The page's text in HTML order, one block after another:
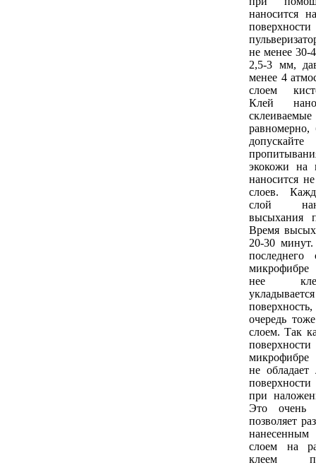
наносится
не менее 30-
2,5-3 мм,
менее 4
слоем
Клей
равномерно,
экокожи на
наносится
слоев.
слой
высыхания
Время
20-30
нее
очередь
слоем. Так
не обладает
при
Это очень
позволяет
слоем на
клеем